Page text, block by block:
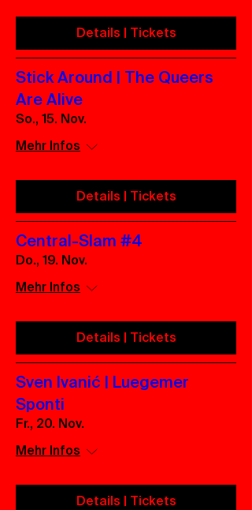
Details | Tickets
Stick Around | The Queers
Are Alive
So., 15. Nov.
Mehr Infos
Details | Tickets
Central-Slam #4
Do., 19. Nov.
Mehr Infos
Details | Tickets
Sven Ivanić | Luegemer
Sponti
Fr., 20. Nov.
Mehr Infos
Details | Tickets